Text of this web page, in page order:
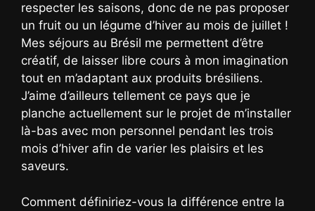
respecter les saisons, donc de ne pas proposer
un fruit ou un légume d’hiver au mois de juillet !
Mes séjours au Brésil me permettent d’être
créatif, de laisser libre cours à mon imagination
tout en m’adaptant aux produits brésiliens.
J’aime d’ailleurs tellement ce pays que je
planche actuellement sur le projet de m’installer
là-bas avec mon personnel pendant les trois
mois d’hiver afin de varier les plaisirs et les
saveurs.
Comment définiriez-vous la différence entre la